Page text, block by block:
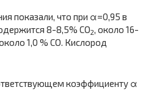
показали, что при α=0,95 в
8-8,5% CO2, около 16-
1,0 % СО. Кислород
коэффициенту α